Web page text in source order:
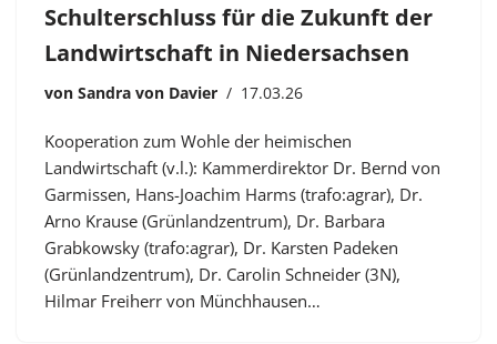
Schulterschluss für die Zukunft der
Landwirtschaft in Niedersachsen
von Sandra von Davier 17.03.26
Kooperation zum Wohle der heimischen
Landwirtschaft (v.l.): Kammerdirektor Dr. Bernd von
Garmissen, Hans-Joachim Harms (trafo:agrar), Dr.
Arno Krause (Grünlandzentrum), Dr. Barbara
Grabkowsky (trafo:agrar), Dr. Karsten Padeken
(Grünlandzentrum), Dr. Carolin Schneider (3N),
Hilmar Freiherr von Münchhausen…